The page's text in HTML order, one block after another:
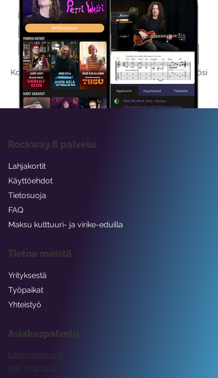
Kokeile Ilmaiseksi
Kokeilemalla ilmaiseksi saat koko sisältömme käyttöösi
viikon ajaksi.
Asiakaspalvelu
tuki@rockway.fi
045 7731 1111
Rockway.fi palvelu
Lahjakortit
Käyttöehdot
Tietosuoja
FAQ
Maksu kulttuuri- ja virike-eduilla
Tietoa meistä
Yrityksestä
Työpaikat
Yhteistyö